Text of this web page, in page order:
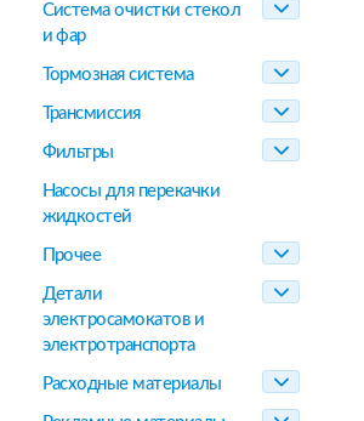
Система очистки стекол
и фар
Тормозная система
Трансмиссия
Фильтры
Насосы для перекачки
жидкостей
Прочее
Детали
электросамокатов и
электротранспорта
Расходные материалы